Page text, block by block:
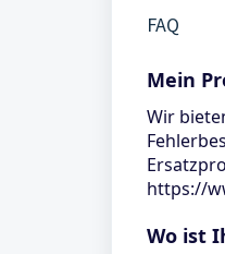
FAQ
Mein
Wir
https://
Wo ist